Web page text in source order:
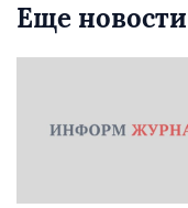
Еще новости